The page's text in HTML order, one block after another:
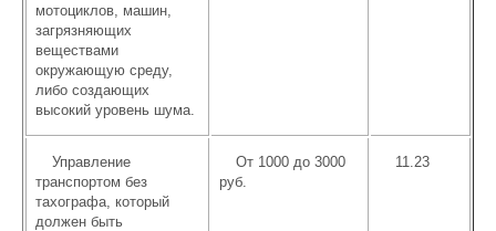
мотоциклов, машин,
загрязняющих
веществами
окружающую среду,
либо создающих
высокий уровень шума.
Управление
транспортом без
тахографа, который
должен быть
От 1000 до 3000
руб.
11.23